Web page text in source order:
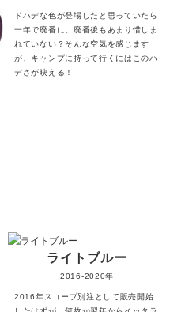
ドハデな色が登場したと思っていたら
一年で廃番に。廃番後もあまり惜しま
れていない？そんな空気を感じます
が、キャンプに持って行くにはこのハ
デさが映える！
ライトブルー
2016-2020年
2016年スコープ別注として販売開始